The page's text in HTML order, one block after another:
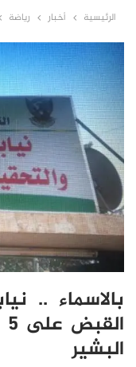
الرئيسية أخبار رياضة
بالاسماء ..
البشير